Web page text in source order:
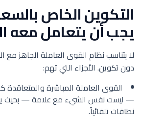
التكوين الخاص
يجب أن يتعامل معه
لا يتناسب نظام القوى العاملة الجاهز مع
دون تكوين. الأجزاء التي تهم:
القوى العاملة المباشرة
— ليست نفس الشيء مع علامة — بحيث
نطاقات تلقائياً.